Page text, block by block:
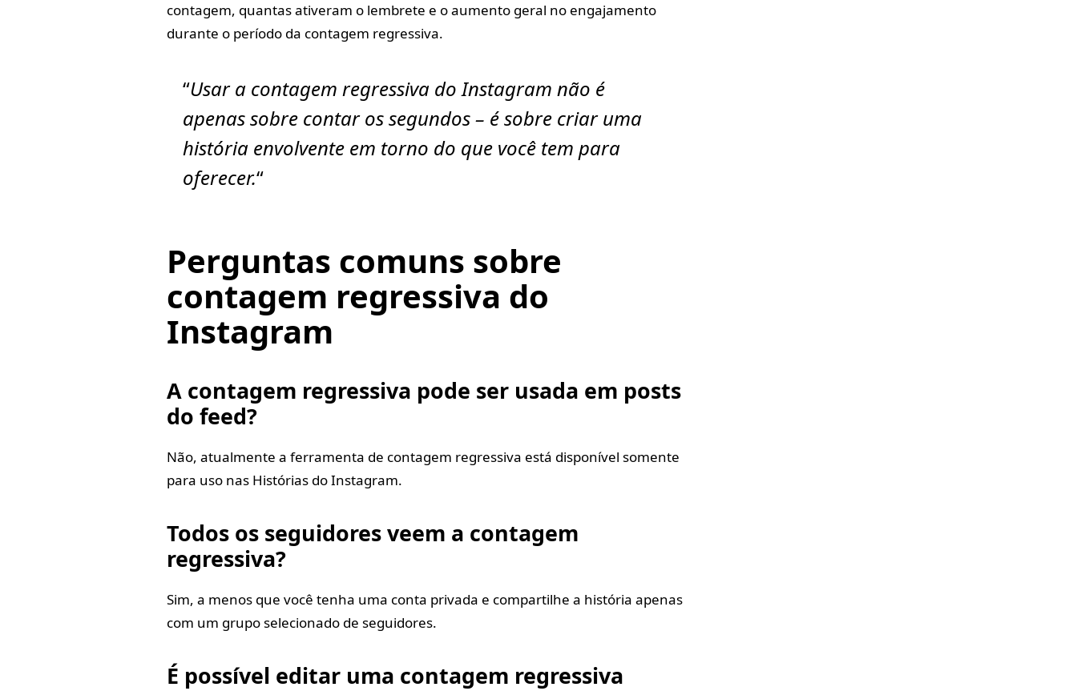
contagem, quantas ativeram o lembrete e o aumento geral no engajamento
durante o período da contagem regressiva.
“Usar a contagem regressiva do Instagram não é
apenas sobre contar os segundos – é sobre criar uma
história envolvente em torno do que você tem para
oferecer.“
Perguntas comuns sobre
contagem regressiva do
Instagram
A contagem regressiva pode ser usada em posts
do feed?
Não, atualmente a ferramenta de contagem regressiva está disponível somente
para uso nas Histórias do Instagram.
Todos os seguidores veem a contagem
regressiva?
Sim, a menos que você tenha uma conta privada e compartilhe a história apenas
com um grupo selecionado de seguidores.
É possível editar uma contagem regressiva